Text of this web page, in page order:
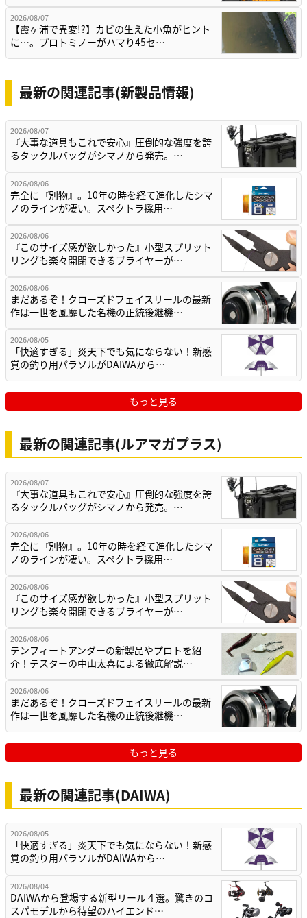
2026/08/07
【霞ヶ浦で異変!?】カビの生えた小魚がヒント
に…。プロトミノーがハマり45セ…
最新の関連記事(新製品情報)
2026/08/07
『大事な道具もこれで安心』圧倒的な強度を誇
るタックルバッグがシマノから発売。…
2026/08/06
完全に『別物』。10年の時を経て進化したシマ
ノのラインが凄い。スペクトラ採用…
2026/08/06
『このサイズ感が欲しかった』小型スプリット
リングも楽々開閉できるプライヤーが…
2026/08/06
まだあるぞ！クローズドフェイスリールの最新
作は一世を風靡した名機の正統後継機…
2026/08/05
「快適すぎる」炎天下でも気にならない！新感
覚の釣り用パラソルがDAIWAから…
もっと見る
最新の関連記事(ルアマガプラス)
2026/08/07
『大事な道具もこれで安心』圧倒的な強度を誇
るタックルバッグがシマノから発売。…
2026/08/06
完全に『別物』。10年の時を経て進化したシマ
ノのラインが凄い。スペクトラ採用…
2026/08/06
『このサイズ感が欲しかった』小型スプリット
リングも楽々開閉できるプライヤーが…
2026/08/06
テンフィートアンダーの新製品やプロトを紹
介！テスターの中山太喜による徹底解説…
2026/08/06
まだあるぞ！クローズドフェイスリールの最新
作は一世を風靡した名機の正統後継機…
もっと見る
最新の関連記事(DAIWA)
2026/08/05
「快適すぎる」炎天下でも気にならない！新感
覚の釣り用パラソルがDAIWAから…
2026/08/04
DAIWAから登場する新型リール４選。驚きのコ
スパモデルから待望のハイエンド…